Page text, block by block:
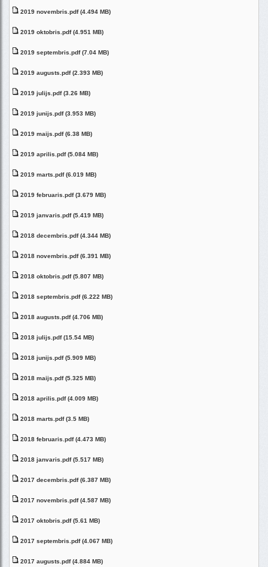
2019 novembris.pdf (4.494 MB)
2019 oktobris.pdf (4.951 MB)
2019 septembris.pdf (7.04 MB)
2019 augusts.pdf (2.393 MB)
2019 julijs.pdf (3.26 MB)
2019 junijs.pdf (3.953 MB)
2019 maijs.pdf (6.38 MB)
2019 aprilis.pdf (5.084 MB)
2019 marts.pdf (6.019 MB)
2019 februaris.pdf (3.679 MB)
2019 janvaris.pdf (5.419 MB)
2018 decembris.pdf (4.344 MB)
2018 novembris.pdf (6.391 MB)
2018 oktobris.pdf (5.807 MB)
2018 septembris.pdf (6.222 MB)
2018 augusts.pdf (4.706 MB)
2018 julijs.pdf (15.54 MB)
2018 junijs.pdf (5.909 MB)
2018 maijs.pdf (5.325 MB)
2018 aprilis.pdf (4.009 MB)
2018 marts.pdf (3.5 MB)
2018 februaris.pdf (4.473 MB)
2018 janvaris.pdf (5.517 MB)
2017 decembris.pdf (6.387 MB)
2017 novembris.pdf (4.587 MB)
2017 oktobris.pdf (5.61 MB)
2017 septembris.pdf (4.067 MB)
2017 augusts.pdf (4.884 MB)